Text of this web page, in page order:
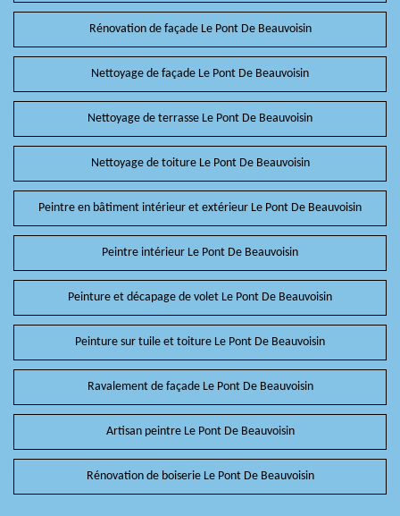
Rénovation de façade Le Pont De Beauvoisin
Nettoyage de façade Le Pont De Beauvoisin
Nettoyage de terrasse Le Pont De Beauvoisin
Nettoyage de toiture Le Pont De Beauvoisin
Peintre en bâtiment intérieur et extérieur Le Pont De Beauvoisin
Peintre intérieur Le Pont De Beauvoisin
Peinture et décapage de volet Le Pont De Beauvoisin
Peinture sur tuile et toiture Le Pont De Beauvoisin
Ravalement de façade Le Pont De Beauvoisin
Artisan peintre Le Pont De Beauvoisin
Rénovation de boiserie Le Pont De Beauvoisin